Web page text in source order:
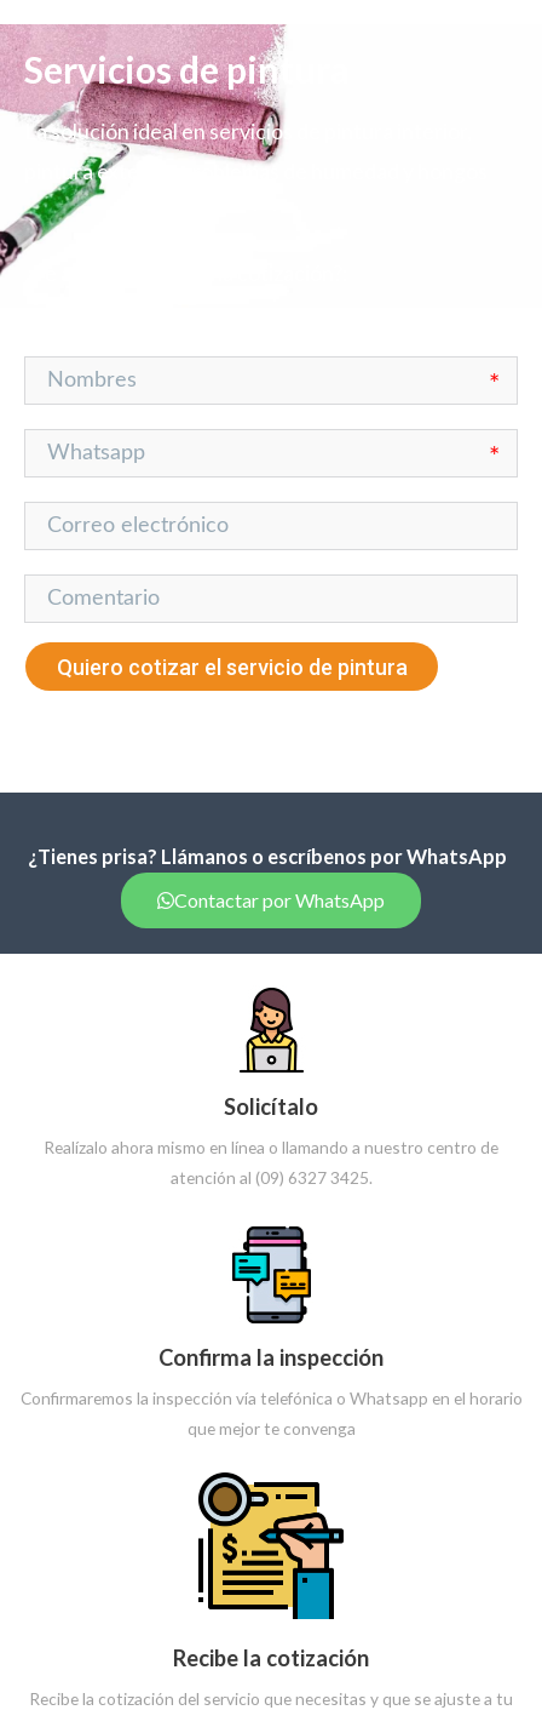
Servicios de pintura
La solución ideal en servicios de pintura interior,
pintura exterior, problemas de humedad y hongos
¿Tienes prisa? Llámanos o escríbenos por WhatsApp
Contactar por WhatsApp
Solicítalo
Realízalo ahora mismo en línea o llamando a nuestro centro de
atención al (09) 6327 3425.
Confirma la inspección
Confirmaremos la inspección vía telefónica o Whatsapp en el horario
que mejor te convenga
Recibe la cotización
Recibe la cotización del servicio que necesitas y que se ajuste a tu